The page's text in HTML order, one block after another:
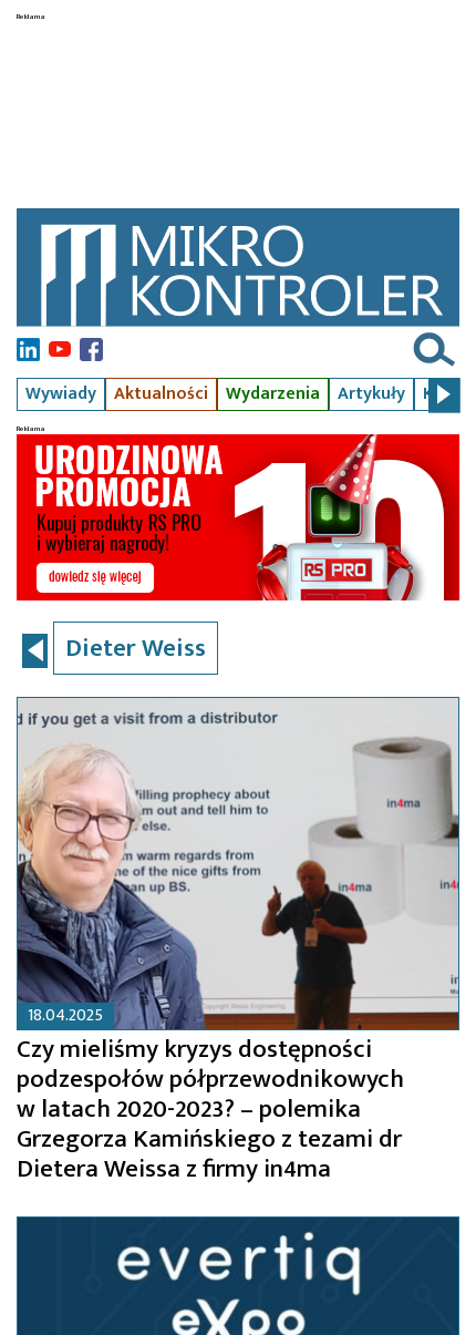
Wywiady Aktualności Wydarzenia Artykuły Kursy
Dieter Weiss
18.04.2025
Czy mieliśmy kryzys dostępności
podzespołów półprzewodnikowych
w latach 2020-2023? – polemika
Grzegorza Kamińskiego z tezami dr
Dietera Weissa z firmy in4ma